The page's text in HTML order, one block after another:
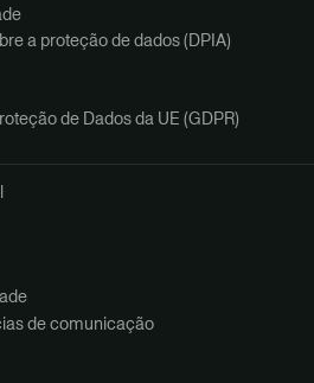
a proteção de dados (DPIA)
de Dados da UE (GDPR)
de comunicação